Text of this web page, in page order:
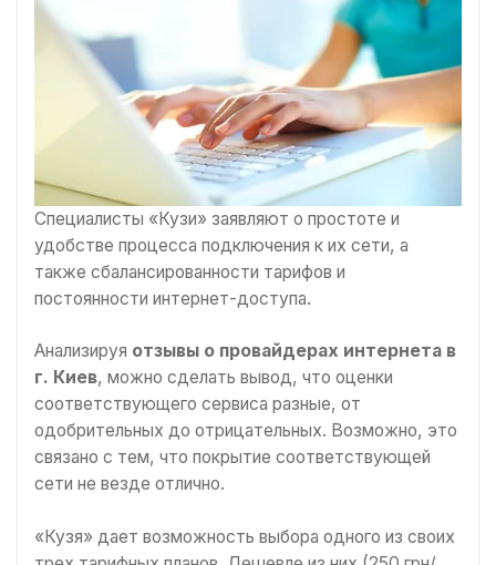
Специалисты «Кузи» заявляют о простоте и
удобстве процесса подключения к их сети, а
также сбалансированности тарифов и
постоянности интернет-доступа.
Анализируя отзывы о провайдерах интернета в
г. Киев, можно сделать вывод, что оценки
соответствующего сервиса разные, от
одобрительных до отрицательных. Возможно, это
связано с тем, что покрытие соответствующей
сети не везде отлично.
«Кузя» дает возможность выбора одного из своих